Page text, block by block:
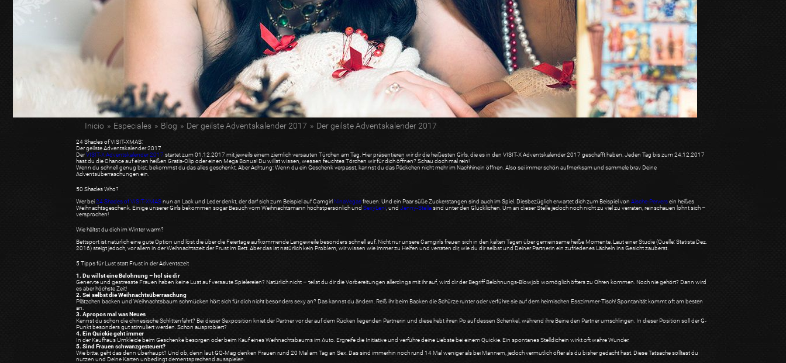
Inicio » Especiales » Blog » Der geilste Adventskalender 2017 » Der geilste Adventskalender 2017
24 Shades of VISIT-XMAS:
Der geilste Adventskalender 2017
DerVISIT-X Adventskalender 2017 startet zum 01.12.2017 mit jeweils einem ziemlich versauten Türchen am Tag. Hier präsentieren wir dir die heißesten Girls, die es in den VISIT-X Adventskalender 2017 geschafft haben. Jeden Tag bis zum 24.12.2017
hast du die Chance auf einen heißen Gratis-Clip oder einen Mega Bonus! Du willst wissen, wessen feuchtes Törchen wir für dich öffnen? Schau doch mal rein!
Wenn du schnell genug bist, bekommst du das alles geschenkt. Aber Achtung: Wenn du ein Geschenk verpasst, kannst du das Päckchen nicht mehr im Nachhinein öffnen. Also sei immer schön aufmerksam und sammele brav Deine
Adventsüberraschungen ein.
50 Shades Who?
Wer bei24 Shades of VISIT-XMASnun an Lack und Leder denkt, der darf sich zum Beispiel auf Camgirl NinaVegasfreuen. Und ein Paar süße Zuckerstangen sind auch im Spiel. Diesbezüglich erwartet dich zum Beispiel vonAische-Perversein heißes
Weihnachtsgeschenk. Einige unserer Girls bekommen sogar Besuch vom Weihnachtsmann höchstpersönlich undSexyLeni , undJenny-Stellasind unter den Glücklichen. Um an dieser Stelle jedoch noch nicht zu viel zu verraten, reinschauen lohnt sich –
versprochen!
Wie hältst du dich im Winter warm?
Bettsport ist natürlich eine gute Option und löst die über die Feiertage aufkommende Langeweile besonders schnell auf. Nicht nur unsere Camgirls freuen sich in den kalten Tagen über gemeinsame heiße Momente. Laut einer Studie (Quelle: Statista Dez.
2016) steigt jedoch, vor allem in der Weihnachtszeit der Frust im Bett. Aber das ist natürlich kein Problem, wir wissen wie immer zu Helfen und verraten dir, wie du dir selbst und Deiner Partnerin ein zufriedenes Lächeln ins Gesicht zauberst.
5 Tipps für Lust statt Frust in der Adventszeit
1. Du willst eine Belohnung – hol sie dir
Genervte und gestresste Frauen haben keine Lust auf versaute Spielereien? Natürlich nicht – teilst du dir die Vorbereitungen allerdings mit ihr auf, wird dir der Begriff Belohnungs-Blowjob womöglich öfters zu Ohren kommen. Noch nie gehört? Dann wird
es aber höchste Zeit!
2. Sei selbst die Weihnachtsüberraschung
Plätzchen backen und Weihnachtsbaum schmücken hört sich für dich nicht besonders sexy an? Das kannst du ändern. Reiß ihr beim Backen die Schürze runter oder verführe sie auf dem heimischen Esszimmer-Tisch! Spontanität kommt oft am besten
an.
3. Apropos mal was Neues
Kennst du schon die chinesische Schlittenfahrt? Bei dieser Sexposition kniet der Partner vor der auf dem Rücken liegenden Partnerin und diese hebt ihren Po auf dessen Schenkel, während ihre Beine den Partner umschlingen. In dieser Position soll der G-
Punkt besonders gut stimuliert werden. Schon ausprobiert?
4. Ein Quickie geht immer
In der Kaufhaus Umkleide beim Geschenke besorgen oder beim Kauf eines Weihnachtsbaums im Auto. Ergreife die Initiative und verführe deine Liebste bei einem Quickie. Ein spontanes Stelldichein wirkt oft wahre Wunder.
5. Sind Frauen schwanzgesteuert?
Wie bitte, geht das denn überhaupt? Und ob, denn laut GQ-Mag denken Frauen rund 20 Mal am Tag an Sex. Das sind immerhin noch rund 14 Mal weniger als bei Männern, jedoch vermutlich öfter als du bisher gedacht hast. Diese Tatsache solltest du
nutzen und Deine Karten unbedingt dementsprechend ausspielen.